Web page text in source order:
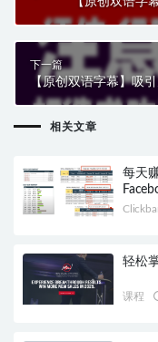
动-提升”2.0
下一篇
【原创双语字幕】吸
基市场！
相关文章
每天
546
轻松
课程